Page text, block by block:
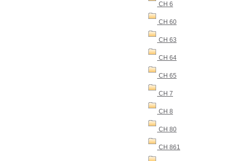
CH 6
CH 60
CH 63
CH 64
CH 65
CH 7
CH 8
CH 80
CH 861